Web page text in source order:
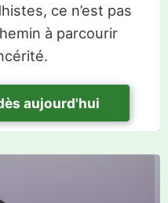
ce n’est pas
à parcourir
aujourd'hui